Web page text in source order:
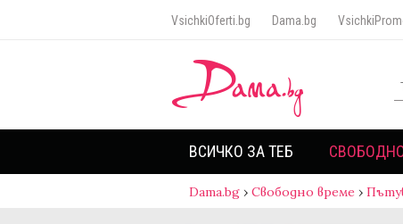
VsichkiOferti.bg Dama.bg
ВСИЧКО ЗА ТЕБ
Dama.bg › Свободно време ›